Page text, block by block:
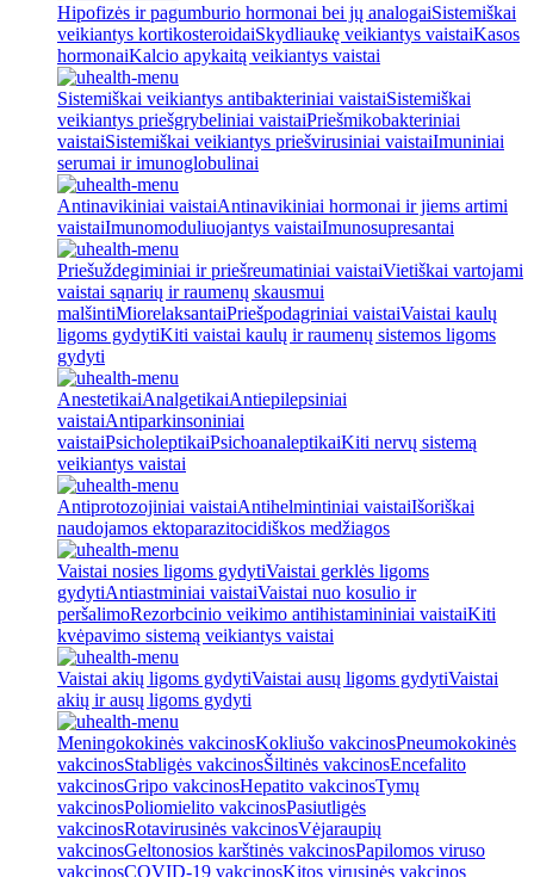
Hipofizės ir pagumburio hormonai bei jų analogaiSistemiškai
veikiantys kortikosteroidaiSkydliaukę veikiantys vaistaiKasos
hormonaiKalcio apykaitą veikiantys vaistai
Sistemiškai veikiantys antibakteriniai vaistaiSistemiškai
veikiantys priešgrybeliniai vaistaiPriešmikobakteriniai
vaistaiSistemiškai veikiantys priešvirusiniai vaistaiImuniniai
serumai ir imunoglobulinai
Antinavikiniai vaistaiAntinavikiniai hormonai ir jiems artimi
vaistaiImunomoduliuojantys vaistaiImunosupresantai
Priešuždegiminiai ir priešreumatiniai vaistaiVietiškai vartojami
vaistai sąnarių ir raumenų skausmui
malšintiMiorelaksantaiPriešpodagriniai vaistaiVaistai kaulų
ligoms gydytiKiti vaistai kaulų ir raumenų sistemos ligoms
gydyti
AnestetikaiAnalgetikaiAntiepilepsiniai
vaistaiAntiparkinsoniniai
vaistaiPsicholeptikaiPsichoanaleptikaiKiti nervų sistemą
veikiantys vaistai
Antiprotozojiniai vaistaiAntihelmintiniai vaistaiIšoriškai
naudojamos ektoparazitocidiškos medžiagos
Vaistai nosies ligoms gydytiVaistai gerklės ligoms
gydytiAntiastminiai vaistaiVaistai nuo kosulio ir
peršalimoRezorbcinio veikimo antihistamininiai vaistaiKiti
kvėpavimo sistemą veikiantys vaistai
Vaistai akių ligoms gydytiVaistai ausų ligoms gydytiVaistai
akių ir ausų ligoms gydyti
Meningokokinės vakcinosKokliušo vakcinosPneumokokinės
vakcinosStabligės vakcinosŠiltinės vakcinosEncefalito
vakcinosGripo vakcinosHepatito vakcinosTymų
vakcinosPoliomielito vakcinosPasiutligės
vakcinosRotavirusinės vakcinosVėjaraupių
vakcinosGeltonosios karštinės vakcinosPapilomos viruso
vakcinosCOVID-19 vakcinosKitos virusinės vakcinos